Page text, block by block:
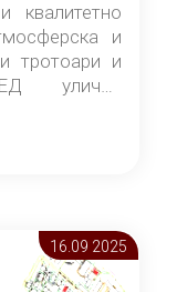
квалитетно
и
тротоари и
улично
16.09 2025